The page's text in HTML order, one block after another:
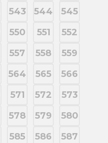
543 544
545
550 551
552
557 558
559
564 565
566
571 572
573
578 579
580
585 586
587